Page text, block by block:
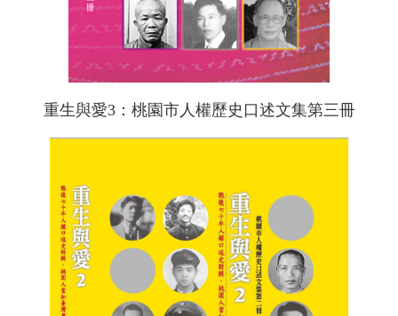
重生與愛3：桃園市人權歷史口述文集第三冊